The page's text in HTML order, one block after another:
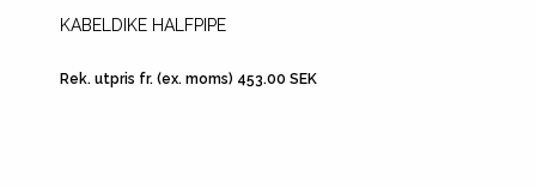
KABELDIKE HALFPIPE
Rek. utpris fr. (ex. moms) 453.00 SEK